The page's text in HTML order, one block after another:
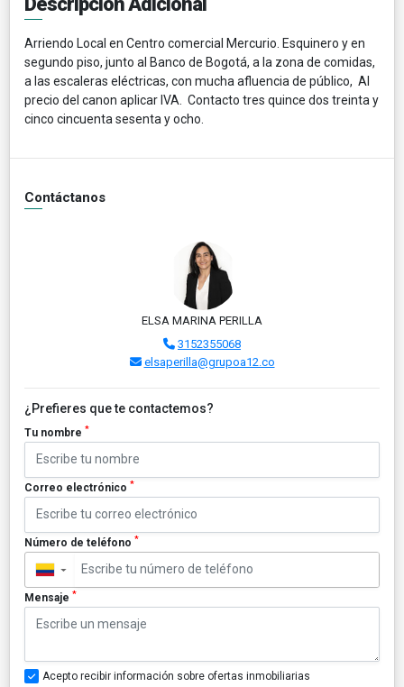
Arriendo Local en Centro comercial Mercurio. Esquinero y en
segundo piso, junto al Banco de Bogotá, a la zona de comidas,
a las escaleras eléctricas, con mucha afluencia de público, Al
precio del canon aplicar IVA. Contacto tres quince dos treinta y
cinco cincuenta sesenta y ocho.
Contáctanos
ELSA MARINA PERILLA
3152355068
elsaperilla@grupoa12.co
¿Prefieres que te contactemos?
Tu nombre *
Correo electrónico *
Número de teléfono *
▼
Mensaje *
Acepto recibir información sobre ofertas inmobiliarias